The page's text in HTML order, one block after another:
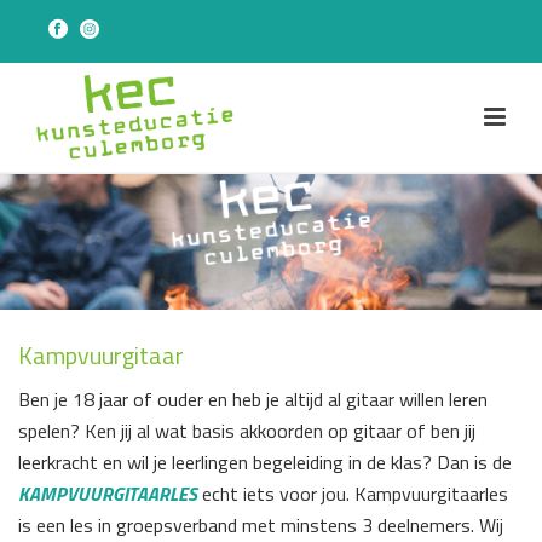
Kampvuurgitaar
Ben je 18 jaar of ouder en heb je altijd al gitaar willen leren
spelen? Ken jij al wat basis akkoorden op gitaar of ben jij
leerkracht en wil je leerlingen begeleiding in de klas? Dan is de
KAMPVUURGITAARLESecht iets voor jou. Kampvuurgitaarles
is een les in groepsverband met minstens 3 deelnemers. Wij